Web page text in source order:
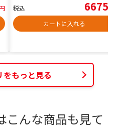
税込 6675
カートに入れる
をもっと見る
こんな商品も見て